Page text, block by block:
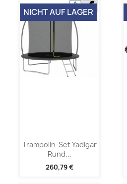
Trampolin-Set Yadigar
Rund...
260,79 €
NICHT AUF LAGER